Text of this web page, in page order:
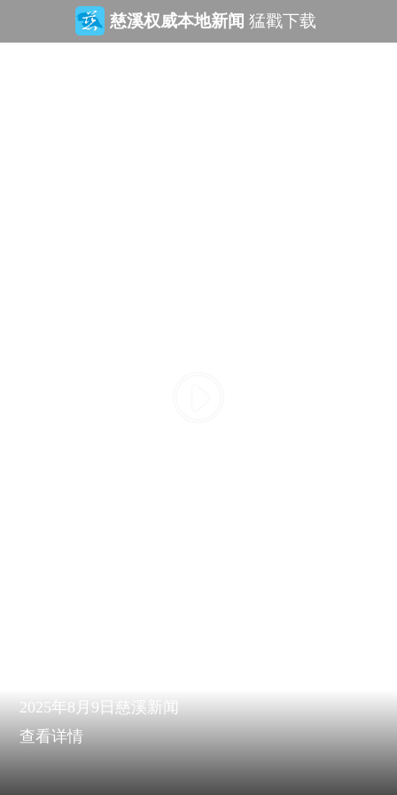
慈溪权威本地新闻 猛戳下载
2025年8月9日慈溪新闻
查看详情